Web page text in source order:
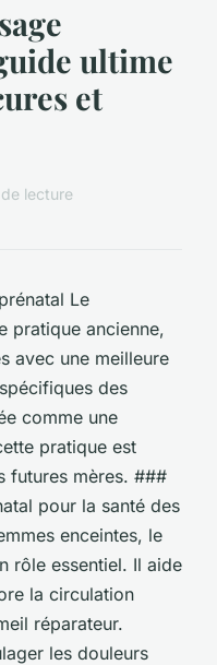
ultime
et
lecture
Le
pratique ancienne,
avec une meilleure
des
comme une
pratique est
futures mères. ###
pour la santé des
enceintes, le
rôle essentiel. Il aide
la circulation
réparateur.
les douleurs